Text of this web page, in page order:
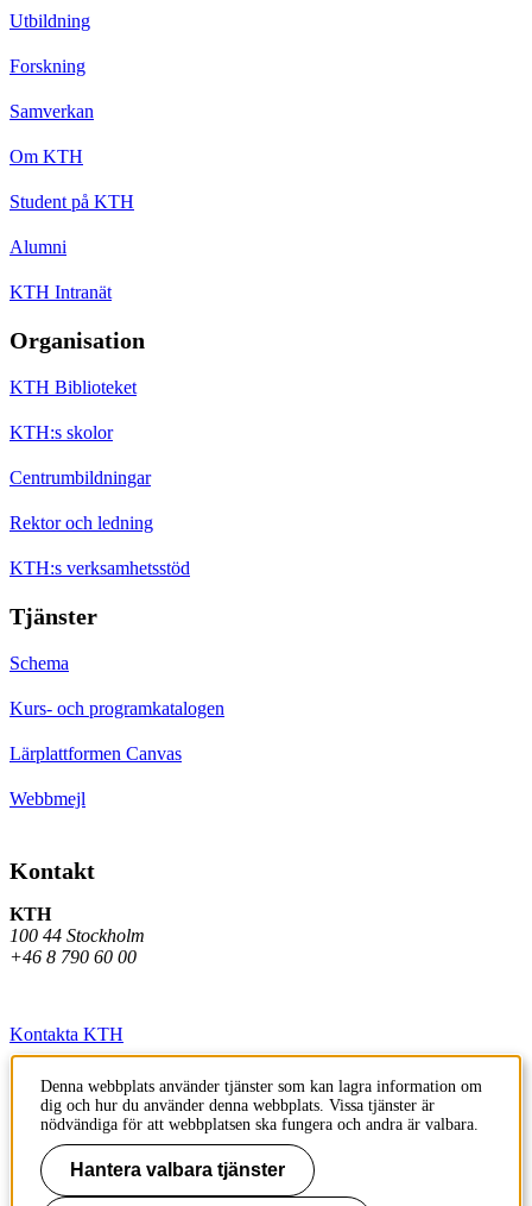
Utbildning
Forskning
Samverkan
Om KTH
Student på KTH
Alumni
KTH Intranät
Organisation
KTH Biblioteket
KTH:s skolor
Centrumbildningar
Rektor och ledning
KTH:s verksamhetsstöd
Tjänster
Schema
Kurs- och programkatalogen
Lärplattformen Canvas
Webbmejl
Kontakt
KTH
100 44 Stockholm
+46 8 790 60 00
Kontakta KTH
Jobba på KTH
Press och media
Faktura och betalning KTH
Denna webbplats använder tjänster som kan lagra information om
dig och hur du använder denna webbplats. Vissa tjänster är
nödvändiga för att webbplatsen ska fungera och andra är valbara.
Hantera valbara tjänster